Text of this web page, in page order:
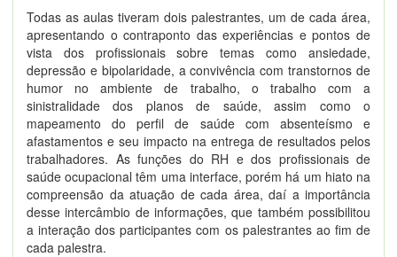
Todas as aulas tiveram dois palestrantes, um de cada área,
apresentando o contraponto das experiências e pontos de
vista dos profissionais sobre temas como ansiedade,
depressão e bipolaridade, a convivência com transtornos de
humor no ambiente de trabalho, o trabalho com a
sinistralidade dos planos de saúde, assim como o
mapeamento do perfil de saúde com absenteísmo e
afastamentos e seu impacto na entrega de resultados pelos
trabalhadores. As funções do RH e dos profissionais de
saúde ocupacional têm uma interface, porém há um hiato na
compreensão da atuação de cada área, daí a importância
desse intercâmbio de informações, que também possibilitou
a interação dos participantes com os palestrantes ao fim de
cada palestra.